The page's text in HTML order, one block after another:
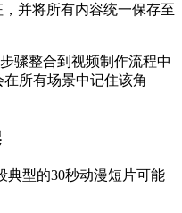
并将所有内容统一保存至
骤整合到视频制作流程中
所有场景中记住该角
典型的30秒动漫短片可能